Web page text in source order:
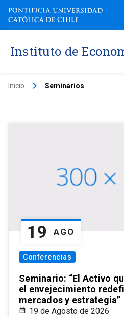
Instituto de
Inicio keyboard_arrow_right Seminarios
19 AGO
Conferencias
Seminario: “El Activo
el envejecimiento
mercados y estrategia”
19 de Agosto de 2026